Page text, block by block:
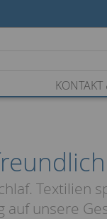
Textilien
auf unsere